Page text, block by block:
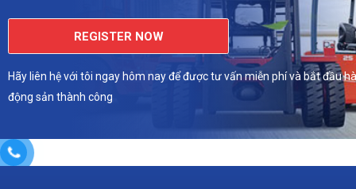
REGISTER NOW
Hãy liên hệ với tôi ngay hôm nay để được tư vấn miễn phí và bắt đầu
động sản thành công